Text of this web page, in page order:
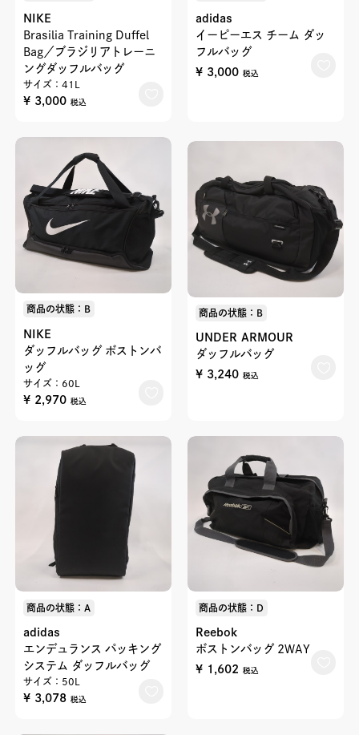
NIKE
Brasilia Training Duffel
Bag／ブラジリアトレーニ
ングダッフルバッグ
サイズ：41L
¥ 3,000 税込
adidas
イーピーエス チーム ダッ
フルバッグ
¥ 3,000 税込
商品の状態：B
NIKE
ダッフルバッグ ボストンバ
ッグ
サイズ：60L
¥ 2,970 税込
商品の状態：B
UNDER ARMOUR
ダッフルバッグ
¥ 3,240 税込
商品の状態：A
adidas
エンデュランス パッキング
システム ダッフルバッグ
サイズ：50L
¥ 3,078 税込
商品の状態：D
Reebok
ボストンバッグ 2WAY
¥ 1,602
税込